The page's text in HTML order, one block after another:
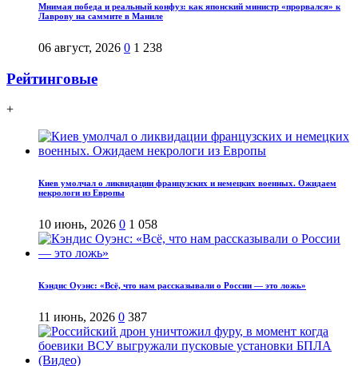
Мнимая победа и реальный конфуз: как японский министр «прорвался» к
Лаврову на саммите в Маниле
06 август, 2026 0 1 238
Рейтинговые
+
Киев умолчал о ликвидации французских и немецких военных. Ожидаем
некрологи из Европы
10 июнь, 2026 0 1 058
Кэндис Оуэнс: «Всё, что нам рассказывали о России — это ложь»
11 июнь, 2026 0 387